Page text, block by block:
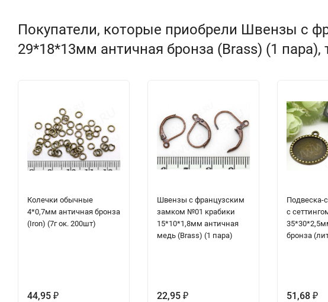
Покупатели, которые приобрели Швензы с
29*18*13мм античная бронза (Brass) (1 пара),
Колечки обычные
4*0,7мм античная бронза
(Iron) (7г ок. 200шт)
44,95 ₽
Швензы с французским
замком №01 крабики
15*10*1,8мм античная
медь (Brass) (1 пара)
22,95 ₽
Подвеска-
с
бронза
51,68 ₽